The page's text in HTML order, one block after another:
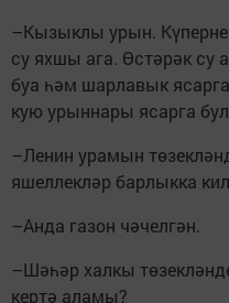
–Кызыклы урын. Күперне
су яхшы ага. Өстәрәк су
буа һәм шарлавык
кую урыннары ясарга
–Ленин урамын
яшеллекләр барлыкка
–Анда газон чәчелгән.
–Шәһәр халкы
кертә аламы?